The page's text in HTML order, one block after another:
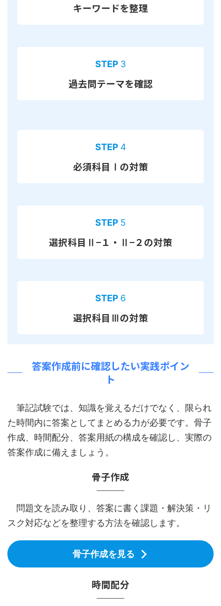
キーワードを整理
STEP 3
過去問テーマを確認
STEP 4
必須科目Ⅰの対策
STEP 5
選択科目Ⅱ−１・Ⅱ−２の対策
STEP 6
選択科目Ⅲの対策
答案作成前に確認したい実践ポイン
ト
筆記試験では、知識を覚えるだけでなく、限られ
た時間内に答案としてまとめる力が必要です。骨子
作成、時間配分、答案用紙の構成を確認し、実際の
答案作成に備えましょう。
骨子作成
問題文を読み取り、答案に書く課題・解決策・リ
スク対応などを整理する方法を確認します。
骨子作成を見る
時間配分